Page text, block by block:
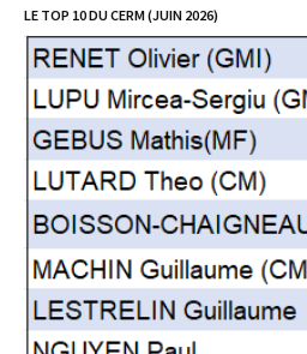
LE TOP 10 DU CERM (JUIN 2026)